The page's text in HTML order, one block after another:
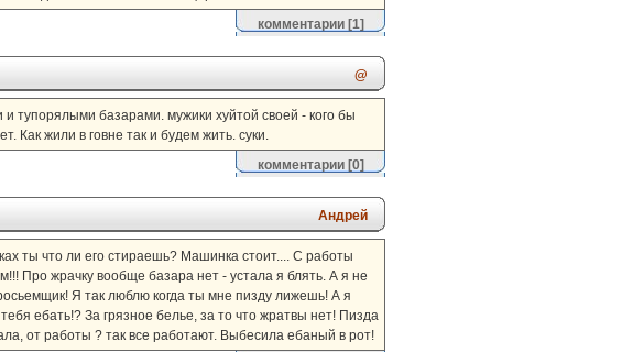
комментарии[1]
@
тупорялыми базарами. мужики хуйтой своей - кого бы
Как жили в говне так и будем жить. суки.
комментарии[0]
Андрей
ты что ли его стираешь? Машинка стоит.... С работы
Про жрачку вообще базара нет - устала я блять. А я не
Я так люблю когда ты мне пизду лижешь! А я
ебать!? За грязное белье, за то что жратвы нет! Пизда
от работы ? так все работают. Выбесила ебаный в рот!